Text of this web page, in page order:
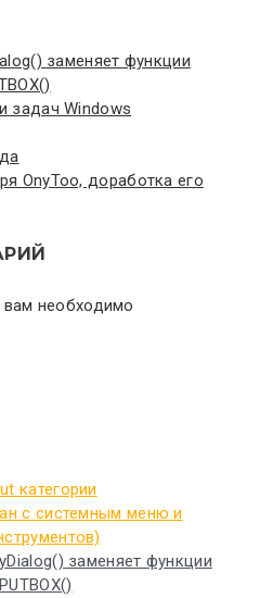
заменяет функции
задач Windows
OnyToo, доработка его
необходимо
категории
с системным меню и
заменяет функции